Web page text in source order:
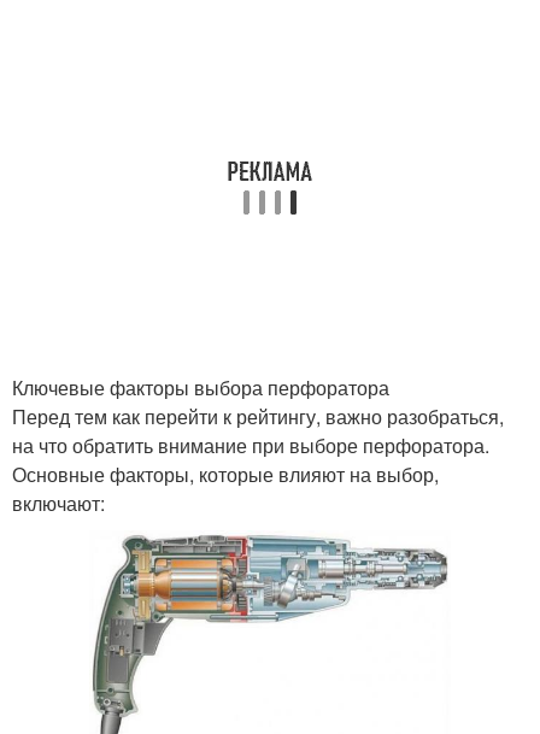
Ключевые факторы выбора перфоратора
Перед тем как перейти к рейтингу, важно разобраться,
на что обратить внимание при выборе перфоратора.
Основные факторы, которые влияют на выбор,
включают: